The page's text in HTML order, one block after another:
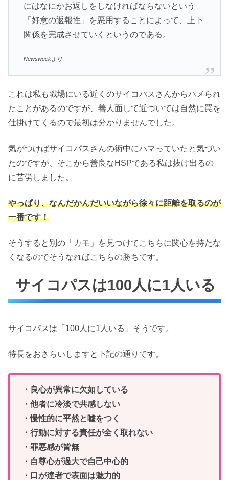
にはなにかお返しをしなければならないという
「好意の返報性」を悪用することによって、上下
関係を完成させていくというのである。
Newsweekより
これは私も職場にいる近くのサイコパスさんからハメられ
たことがあるのですが、善人面して近づいては自然に罠を
仕掛けてくるので最初は分かりませんでした。
気がつけばサイコパスさんの術中にハマっていたと気づい
たのですが、そこから善良なHSPである私は抜け出るの
に苦労しました。
やっぱり、なんだかんだいいながら徐々に距離を取るのが
一番です！
そうすると別の「カモ」を見つけてこちらに関心を持たな
くなるのでそうなればこちらの勝ちです。
サイコパスは100人に1人いる
サイコパスは「100人に1人いる」そうです。
特長をおさらいしますと下記の通りです。
・良心が異常に欠如している
・他者に冷淡で共感しない
・慢性的に平然と嘘をつく
・行動に対する責任が全く取れない
・罪悪感が皆無
・自尊心が過大で自己中心的
・口が達者で表面は魅力的